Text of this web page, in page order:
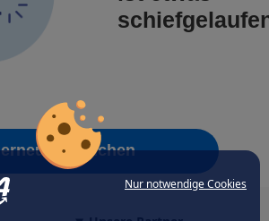
Nur notwendige Cookies
erneut versuchen